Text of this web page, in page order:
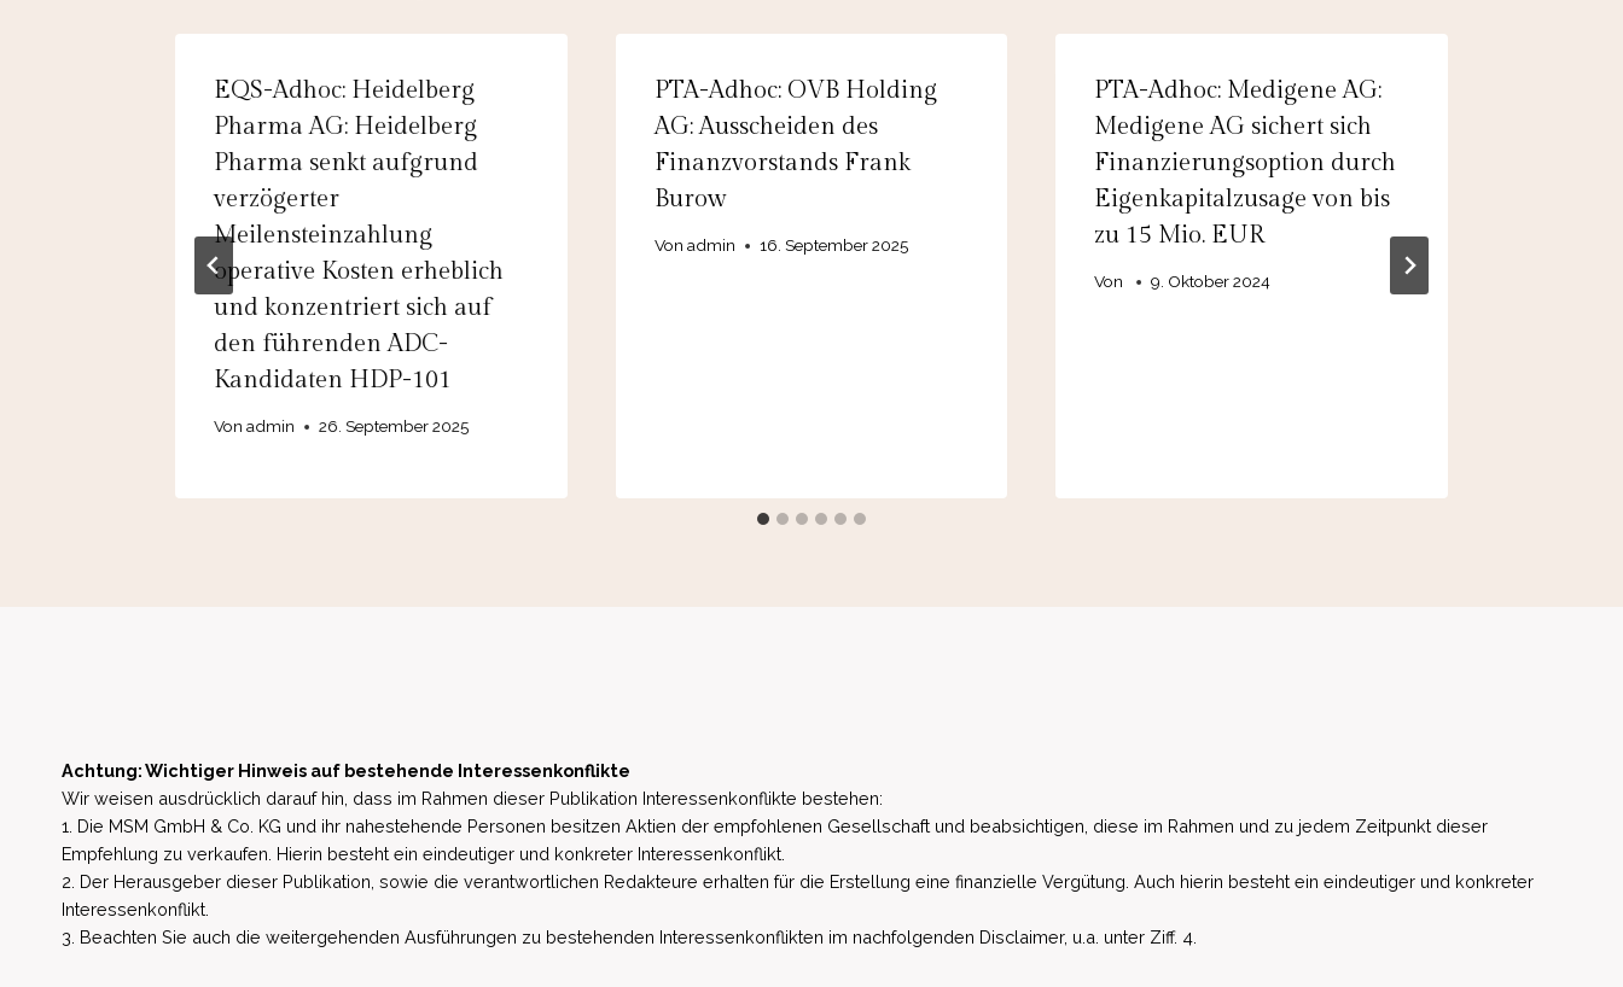
EQS-Adhoc: Heidelberg
Pharma AG: Heidelberg
Pharma senkt aufgrund
verzögerter
Meilensteinzahlung
operative Kosten erheblich
und konzentriert sich auf
den führenden ADC-
Kandidaten HDP-101
Von admin 26. September 2025
PTA-Adhoc: OVB Holding
AG: Ausscheiden des
Finanzvorstands Frank
Burow
Von admin 16. September 2025
PTA-Adhoc: Medigene AG:
Medigene AG sichert sich
Finanzierungsoption durch
Eigenkapitalzusage von bis
zu 15 Mio. EUR
Von 9. Oktober 2024
Achtung: Wichtiger Hinweis auf bestehende Interessenkonflikte
Wir weisen ausdrücklich darauf hin, dass im Rahmen dieser Publikation Interessenkonflikte bestehen:
1. Die MSM GmbH & Co. KG und ihr nahestehende Personen besitzen Aktien der empfohlenen Gesellschaft und beabsichtigen, diese im Rahmen und zu jedem Zeitpunkt dieser
Empfehlung zu verkaufen. Hierin besteht ein eindeutiger und konkreter Interessenkonflikt.
2. Der Herausgeber dieser Publikation, sowie die verantwortlichen Redakteure erhalten für die Erstellung eine finanzielle Vergütung. Auch hierin besteht ein eindeutiger und konkreter
Interessenkonflikt.
3. Beachten Sie auch die weitergehenden Ausführungen zu bestehenden Interessenkonflikten im nachfolgenden Disclaimer, u.a. unter Ziff. 4.